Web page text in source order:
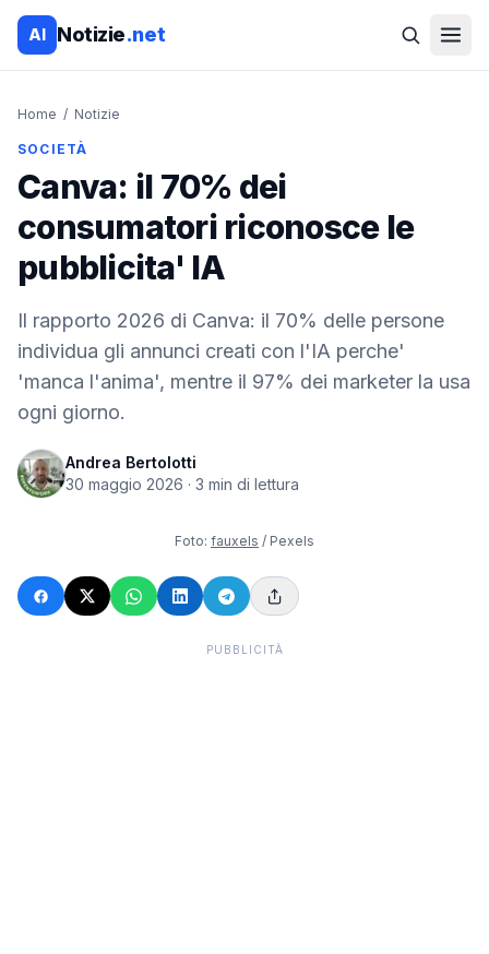
AI Notizie.net
Home / Notizie
SOCIETÀ
Canva: il 70% dei
consumatori riconosce le
pubblicita' IA
Il rapporto 2026 di Canva: il 70% delle persone
individua gli annunci creati con l'IA perche'
'manca l'anima', mentre il 97% dei marketer la usa
ogni giorno.
Andrea Bertolotti
30 maggio 2026 · 3 min di lettura
Foto: fauxels / Pexels
PUBBLICITÀ